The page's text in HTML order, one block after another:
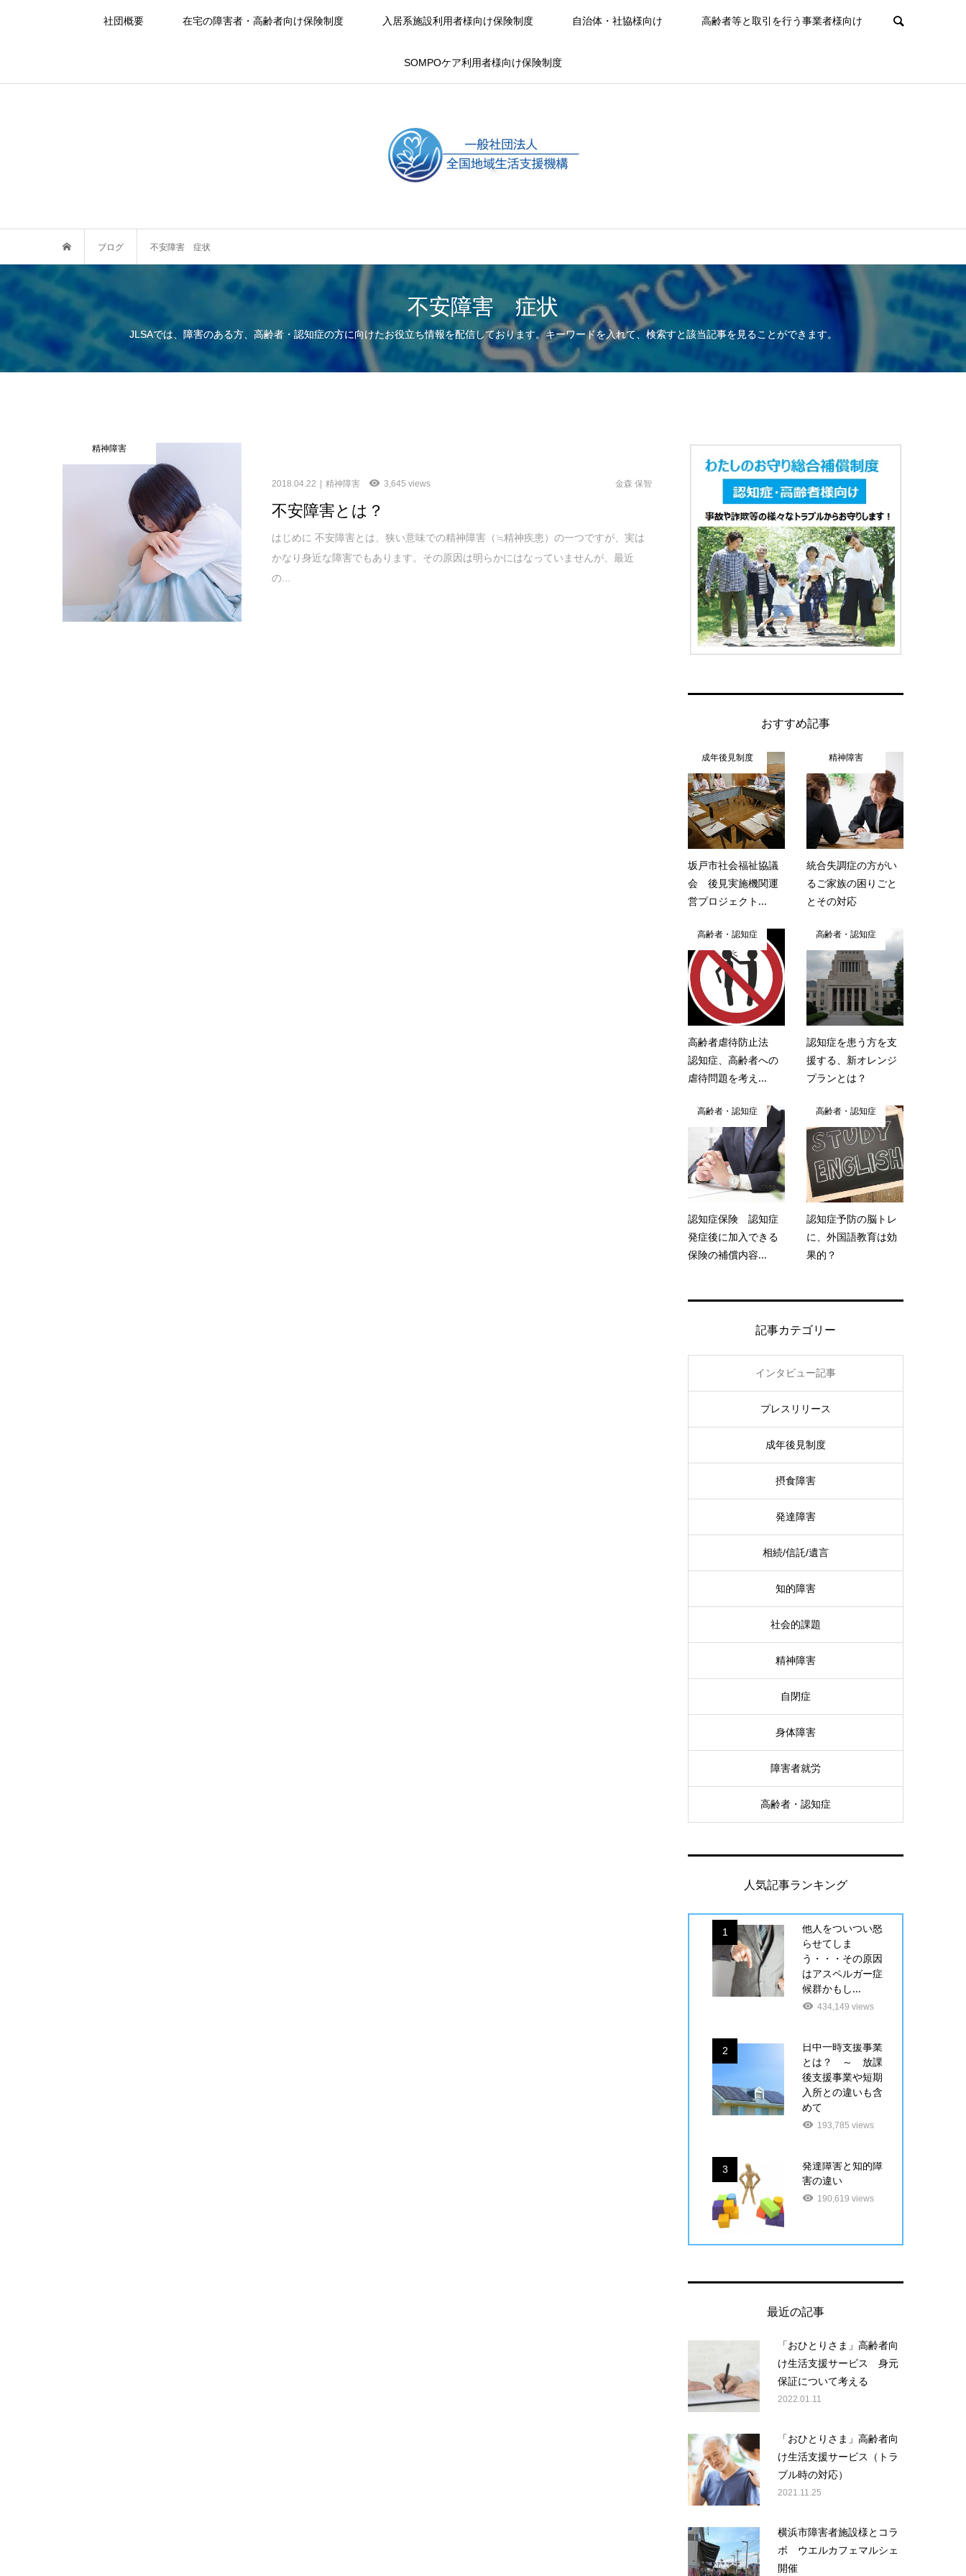
社団概要 在宅の障害者・高齢者向け保険制度 入居系施設利用者様向け保険制度 自治体・社協様向け 高齢者等と取引を行う事業者様向け
SOMPOケア利用者様向け保険制度
ブログ 不安障害 症状
不安障害 症状
JLSAでは、障害のある方、高齢者・認知症の方に向けたお役立ち情報を配信しております。キーワードを入れて、検索すと該当記事を見ることができます。
精神障害
2018.04.22 精神障害 3,645 views 金森 保智
不安障害とは？
はじめに 不安障害とは、狭い意味での精神障害（≒精神疾患）の一つですが、実は
かなり身近な障害でもあります。その原因は明らかにはなっていませんが、最近
の...
おすすめ記事
成年後見制度
坂戸市社会福祉協議
会 後見実施機関運
営プロジェクト...
精神障害
統合失調症の方がい
るご家族の困りごと
とその対応
高齢者・認知症
高齢者虐待防止法
認知症、高齢者への
虐待問題を考え...
高齢者・認知症
認知症を患う方を支
援する、新オレンジ
プランとは？
高齢者・認知症
認知症保険 認知症
発症後に加入できる
保険の補償内容...
高齢者・認知症
認知症予防の脳トレ
に、外国語教育は効
果的？
記事カテゴリー
インタビュー記事
プレスリリース
成年後見制度
摂食障害
発達障害
相続/信託/遺言
知的障害
社会的課題
精神障害
自閉症
身体障害
障害者就労
高齢者・認知症
人気記事ランキング
1
他人をついつい怒
らせてしま
う・・・その原因
はアスペルガー症
候群かもし...
434,149 views
2
日中一時支援事業
とは？ ～ 放課
後支援事業や短期
入所との違いも含
めて
193,785 views
3
発達障害と知的障
害の違い
190,619 views
最近の記事
「おひとりさま」高齢者向
け生活支援サービス 身元
保証について考える
2022.01.11
「おひとりさま」高齢者向
け生活支援サービス（トラ
ブル時の対応）
2021.11.25
横浜市障害者施設様とコラ
ボ ウエルカフェマルシェ
開催